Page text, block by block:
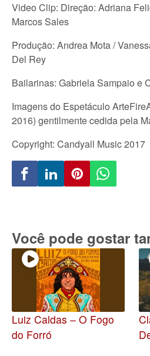
Video Clip: Direção: Adriana
Marcos Sales
Produção: Andrea Mota /
Del Rey
Bailarinas: Gabriela Sampaio e
Imagens do Espetáculo
2016) gentilmente cedida pela
Copyright: Candyall Music 2017
Você pode gostar
Luiz Caldas – O Fogo
do Forró